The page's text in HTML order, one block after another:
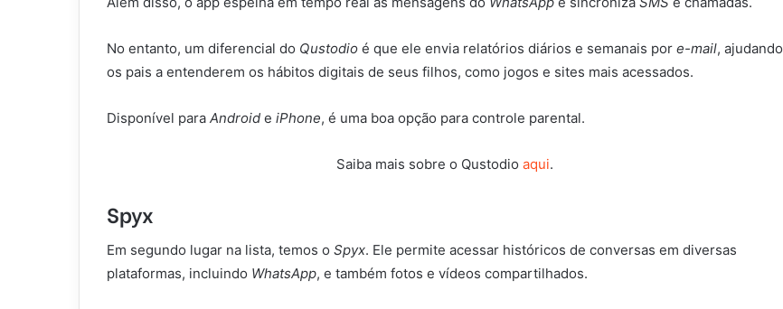
No entanto, um diferencial do Qustodio é que ele envia relatórios diários e semanais por e-mail, ajudando
os pais a entenderem os hábitos digitais de seus filhos, como jogos e sites mais acessados.
Disponível para Android e iPhone, é uma boa opção para controle parental.
Saiba mais sobre o Qustodio aqui.
Spyx
Em segundo lugar na lista, temos o Spyx. Ele permite acessar históricos de conversas em diversas
plataformas, incluindo WhatsApp, e também fotos e vídeos compartilhados.